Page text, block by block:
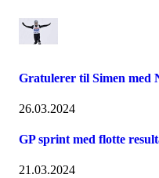
Gratulerer til Simen med
26.03.2024
GP sprint med flotte
21.03.2024